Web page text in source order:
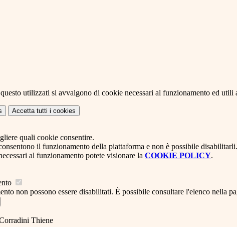
utilizzati si avvalgono di cookie necessari al funzionamento ed utili
Accetta tutti i cookies
quali cookie consentire.
il funzionamento della piattaforma e non è possibile disabilitarli.
al funzionamento potete visionare la COOKIE POLICY.
non possono essere disabilitati. È possibile consultare l'elenco nella
Thiene